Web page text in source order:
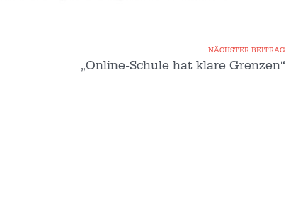
NÄCHSTER BEITRAG
„Online-Schule hat klare Grenzen“